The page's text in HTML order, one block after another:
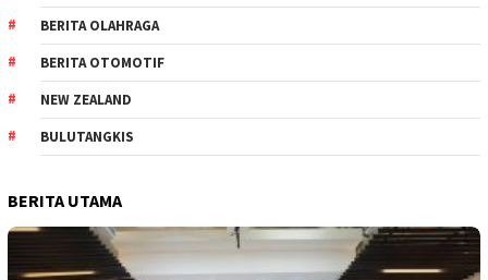
BERITA OLAHRAGA
BERITA OTOMOTIF
NEW ZEALAND
BULUTANGKIS
BERITA UTAMA